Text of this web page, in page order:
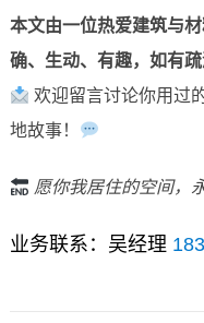
本文由一位热爱建筑与
确、生动、有趣，如有疏
欢迎留言讨论你用过
地故事！
愿你我居住的空间，
业务联系：吴经理